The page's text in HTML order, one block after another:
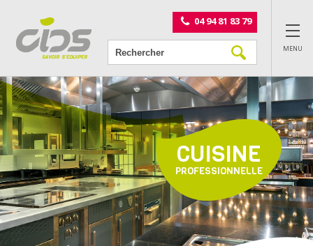
04 94 81 83 79
MENU
CUISINE
PROFESSIONNELLE